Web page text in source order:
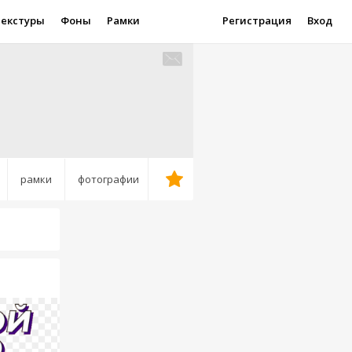
Фоны Рамки Регистрация Вход
рамки фотографии